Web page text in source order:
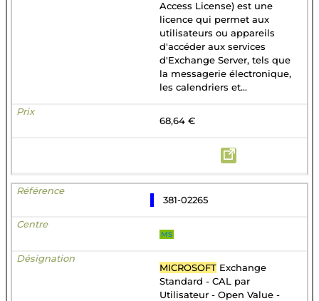
Access License) est une
licence qui permet aux
utilisateurs ou appareils
d'accéder aux services
d'Exchange Server, tels que
la messagerie électronique,
les calendriers et...
68,64 €
381-02265
MS
MICROSOFT Exchange
Standard - CAL par
Utilisateur - Open Value -